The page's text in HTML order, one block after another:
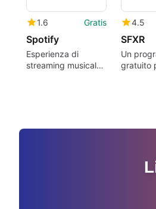
1.6 Gratis
Spotify
Esperienza di
streaming musicale
4.5
SFXR
Un
gratuito